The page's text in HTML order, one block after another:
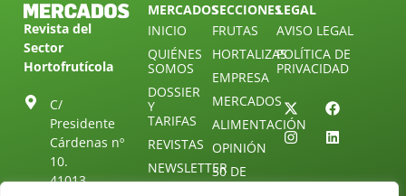
Revista del
Sector
Hortofrutícola
C/
Presidente
Cárdenas nº
10.
41013
MERCADOS
INICIO
QUIÉNES
SOMOS
DOSSIER
Y
TARIFAS
REVISTAS
NEWSLETTER
SECCIONES
FRUTAS
HORTALIZAS
EMPRESA
MERCADOS
ALIMENTACIÓN
OPINIÓN
30 DE
30
LEGAL
AVISO LEGAL
POLÍTICA DE
PRIVACIDAD